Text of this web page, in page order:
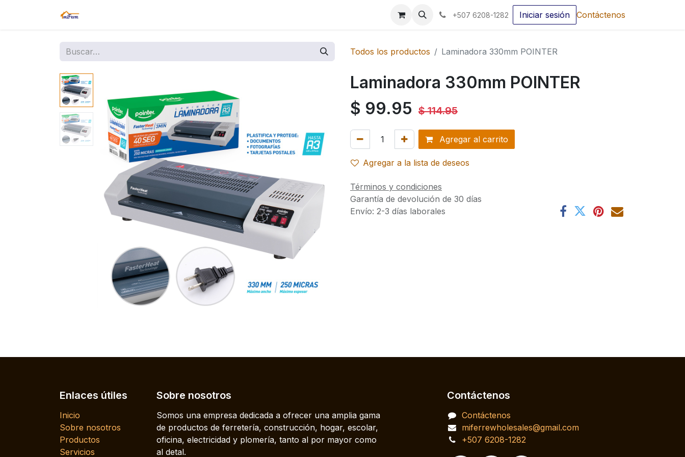
+507 6208-1282 Iniciar sesión Contáctenos
Todos los productos Laminadora 330mm POINTER
Laminadora 330mm POINTER
$ 99.95 $114.95
Agregar al carrito
Agregar a la lista de deseos
Términos y condiciones
Garantía de devolución de 30 días
Envío: 2-3 días laborales
Enlaces útiles
Inicio
Sobre nosotros
Productos
Servicios
Sobre nosotros
Somos una empresa dedicada a ofrecer una amplia gama
de productos de ferretería, construcción, hogar, escolar,
oficina, electricidad y plomería, tanto al por mayor como
al detal.
Contáctenos
Contáctenos
miferrewholesales@gmail.com
+507 6208-1282